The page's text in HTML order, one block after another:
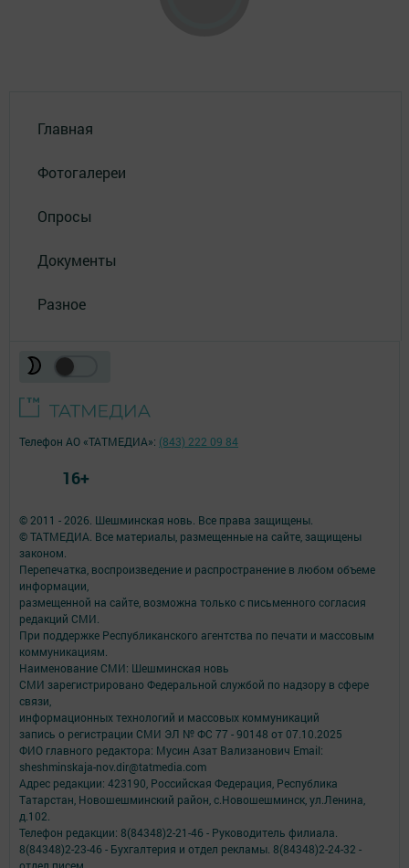
Главная
Фотогалереи
Опросы
Документы
Разное
© 2011 - 2026. Шешминская новь. Все права защищены.
© ТАТМЕДИА. Все материалы, размещенные на сайте, защищены
законом.
Перепечатка, воспроизведение и распространение в любом объеме
информации,
размещенной на сайте, возможна только с письменного согласия
редакций СМИ.
При поддержке Республиканского агентства по печати и массовым
коммуникациям.
Наименование СМИ: Шешминская новь
СМИ зарегистрировано Федеральной службой по надзору в сфере
связи,
информационных технологий и массовых коммуникаций
запись о регистрации СМИ ЭЛ № ФС 77 - 90148 от 07.10.2025
ФИО главного редактора: Мусин Азат Вализанович Email:
sheshminskaja-nov.dir@tatmedia.com
Адрес редакции: 423190, Российская Федерация, Республика
Татарстан, Новошешминский район, с.Новошешминск, ул.Ленина,
д.102.
Телефон редакции: 8(84348)2-21-46 - Руководитель филиала.
8(84348)2-23-46 - Бухгалтерия и отдел рекламы. 8(84348)2-24-32 -
Телефон АО «ТАТМЕДИА»: (843) 222 09 84
16+